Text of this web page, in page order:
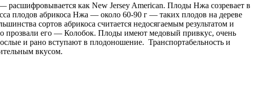
как New Jersey American. Плоды Нжа созревает в
плодов абрикоса Нжа — около 60-90 г — таких плодов на дереве
сортов абрикоса считается недосягаемым результатом и
прозвали его — Колобок. Плоды имеют медовый привкус, очень
и рано вступают в плодоношение. Транспортабельность и
вкусом.